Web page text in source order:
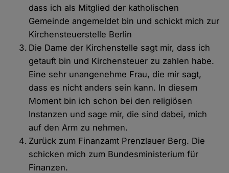
dass ich als Mitglied der katholischen
Gemeinde angemeldet bin und schickt mich zur
Kirchensteuerstelle Berlin
Die Dame der Kirchenstelle sagt mir, dass ich
getauft bin und Kirchensteuer zu zahlen habe.
Eine sehr unangenehme Frau, die mir sagt,
dass es nicht anders sein kann. In diesem
Moment bin ich schon bei den religiösen
Instanzen und sage mir, die sind dabei, mich
auf den Arm zu nehmen.
Zurück zum Finanzamt Prenzlauer Berg. Die
schicken mich zum Bundesministerium für
Finanzen.